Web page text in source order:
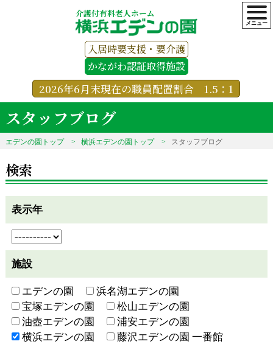
介護付有料老人ホーム
入居時要支援・要介護
かながわ認証取得施設
2026年6月末現在の職員配置割合 1.5：1
スタッフブログ
エデンの園トップ 横浜エデンの園トップ スタッフブログ
検索
表示年
施設
エデンの園
浜名湖エデンの園
宝塚エデンの園
松山エデンの園
油壺エデンの園
浦安エデンの園
横浜エデンの園
藤沢エデンの園 一番館